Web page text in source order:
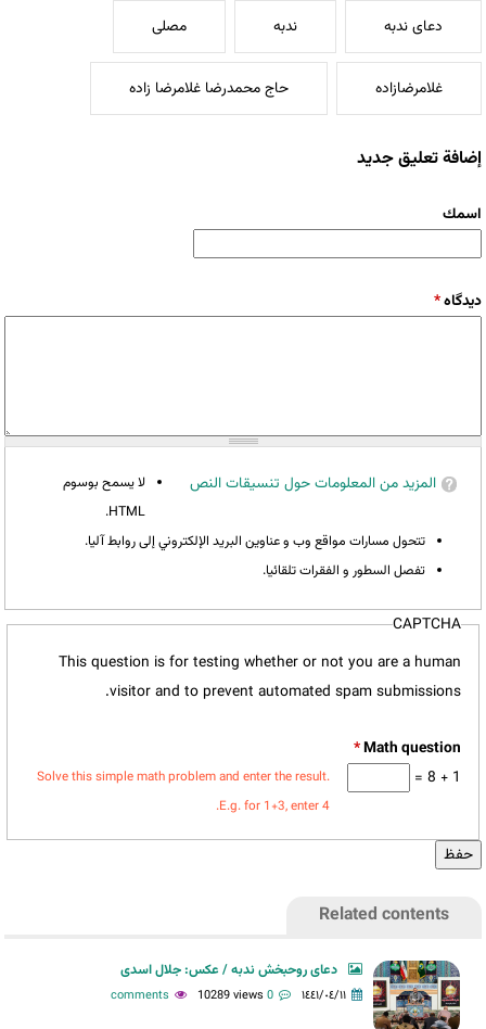
دعای ندبه ندبه مصلی
غلامرضازاده حاج محمدرضا غلامرضا زاده
إضافة تعليق جديد
‏اسمك ‏
‏دیدگاه ‏*
المزيد من المعلومات حول تنسيقات النص
لا يسمح بوسوم
HTML.
تتحول مسارات مواقع وب و عناوين البريد الإلكتروني إلى روابط آليا.
تفصل السطور و الفقرات تلقائيا.
CAPTCHA
This question is for testing whether or not you are a human
visitor and to prevent automated spam submissions.
*
1 + 8 =
Solve this simple math problem and enter the result.
E.g. for 1+3, enter 4.
Related contents
دعای روحبخش ندبه / عکس: جلال اسدی
١٤٤١/٠٤/١١ 0 comments
10289 views